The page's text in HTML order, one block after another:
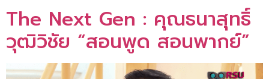
The Next Gen : คุณธนาสุทธิ์
วุฒิวิชัย “สอนพูด สอนพากย์”